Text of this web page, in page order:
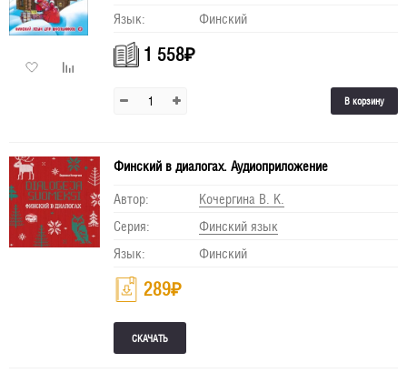
Язык:
Финский
1 558₽
В корзину
Финский в диалогах. Аудиоприложение
Автор:
Кочергина В. К.
Серия:
Финский язык
Язык:
Финский
289₽